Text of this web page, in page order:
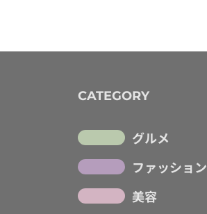
CATEGORY
グルメ
ファッション
美容